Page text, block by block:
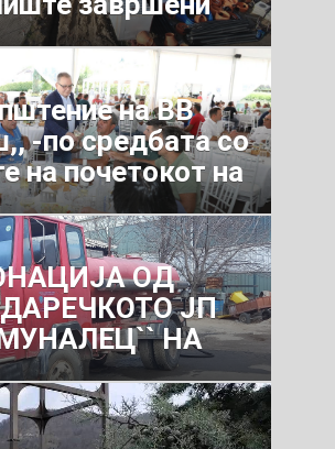
на ВВ
-по средбата со
на почетокот на
2026 г.
ОД
ЈП
НА
ЈАВНО
ЗА
УСЛУГИ